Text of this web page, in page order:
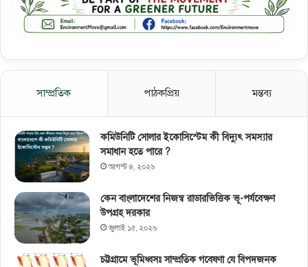
সাম্প্রতিক পাঠকপ্রিয় মন্তব্য
কমিউনিটি সোলার ইকোসিস্টেম কী বিদ্যুৎ সমস্যার
সমাধান হতে পারে ?
আগস্ট ৪, ২০২৬
কেন বাংলাদেশের নিজস্ব রাডারভিত্তিক ভূ-পর্যবেক্ষণ
উপগ্রহ দরকার
জুলাই ১৫, ২০২৬
চট্টগ্রামে ভূমিধ্বসঃ সাম্প্রতিক গবেষণা যে বিপদজনক